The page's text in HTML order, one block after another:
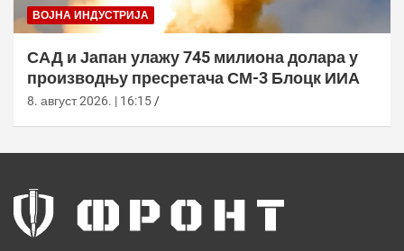
ВОЈНА ИНДУСТРИЈА
САД и Јапан улажу 745 милиона долара у
производњу пресретача СМ-3 Блоцк ИИА
8. август 2026. | 16:15